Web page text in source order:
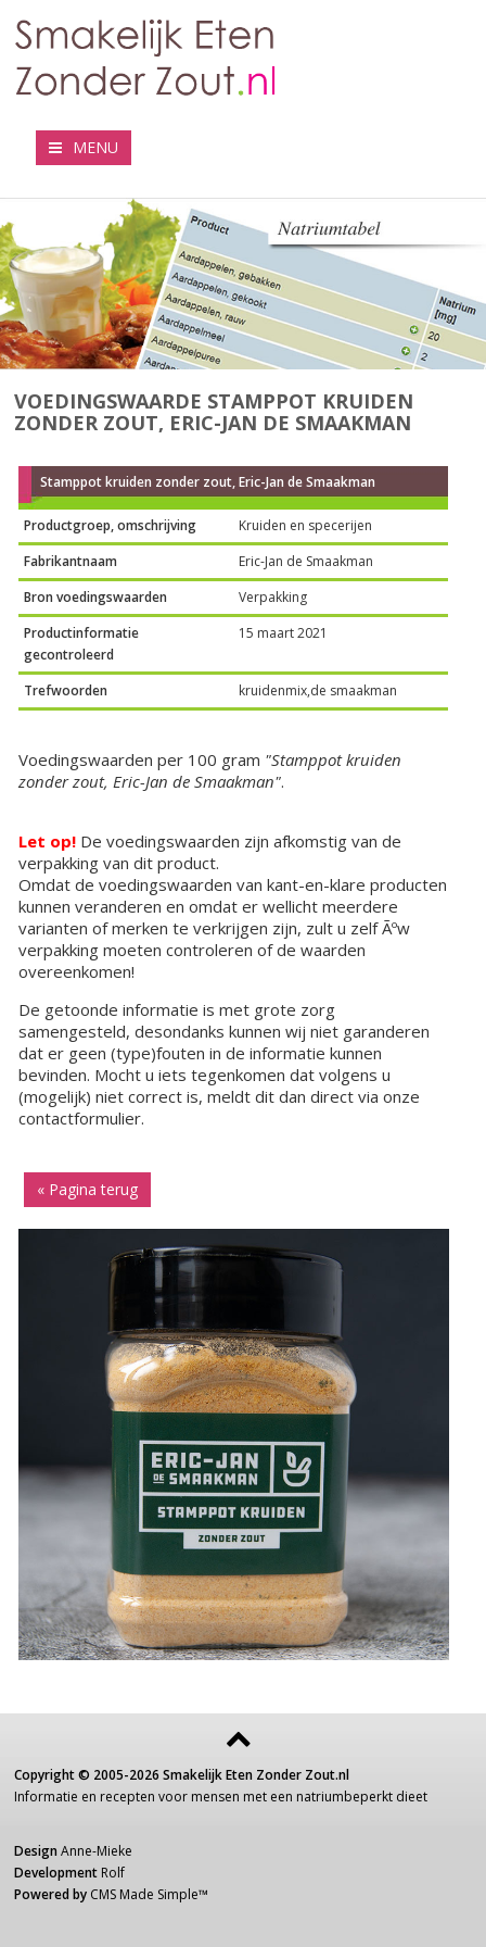
MENU
VOEDINGSWAARDE STAMPPOT KRUIDEN
ZONDER ZOUT, ERIC-JAN DE SMAAKMAN
Stamppot kruiden zonder zout, Eric-Jan de Smaakman
Productgroep, omschrijving
Kruiden en specerijen
Fabrikantnaam
Eric-Jan de Smaakman
Bron voedingswaarden
Verpakking
Productinformatie
gecontroleerd
15 maart 2021
Trefwoorden kruidenmix,de smaakman
Voedingswaarden per 100 gram "Stamppot kruiden
zonder zout, Eric-Jan de Smaakman".
Let op! De voedingswaarden zijn afkomstig van de
verpakking van dit product.
Omdat de voedingswaarden van kant-en-klare producten
kunnen veranderen en omdat er wellicht meerdere
varianten of merken te verkrijgen zijn, zult u zelf Ãºw
verpakking moeten controleren of de waarden
overeenkomen!
De getoonde informatie is met grote zorg
samengesteld, desondanks kunnen wij niet garanderen
dat er geen (type)fouten in de informatie kunnen
bevinden. Mocht u iets tegenkomen dat volgens u
(mogelijk) niet correct is, meldt dit dan direct via onze
contactformulier.
« Pagina terug
Copyright © 2005-2026 Smakelijk Eten Zonder Zout.nl
Informatie en recepten voor mensen met een natriumbeperkt dieet
Design Anne-Mieke
Development Rolf
Powered by CMS Made Simple™